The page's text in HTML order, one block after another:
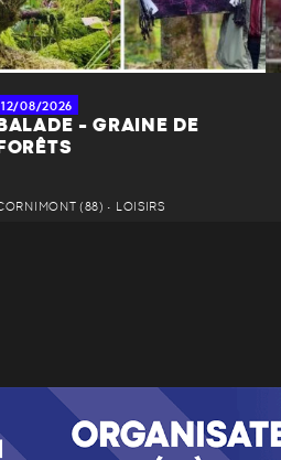
12/08/2026
BALADE - GRAINE DE
FORÊTS
(88) • LOISIRS